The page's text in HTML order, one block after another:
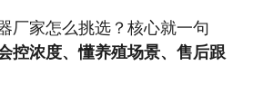
厂家怎么挑选？核心就一句
控浓度、懂养殖场景、售后跟